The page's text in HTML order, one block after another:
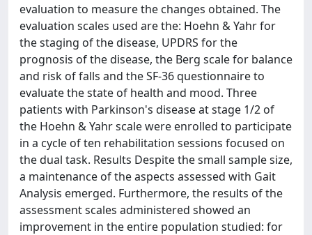
evaluation to measure the changes obtained. The
evaluation scales used are the: Hoehn & Yahr for
the staging of the disease, UPDRS for the
prognosis of the disease, the Berg scale for balance
and risk of falls and the SF-36 questionnaire to
evaluate the state of health and mood. Three
patients with Parkinson's disease at stage 1/2 of
the Hoehn & Yahr scale were enrolled to participate
in a cycle of ten rehabilitation sessions focused on
the dual task. Results Despite the small sample size,
a maintenance of the aspects assessed with Gait
Analysis emerged. Furthermore, the results of the
assessment scales administered showed an
improvement in the entire population studied: for